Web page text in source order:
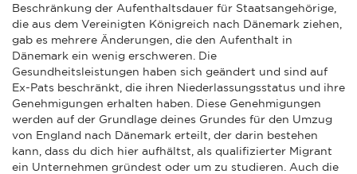
Beschränkung der Aufenthaltsdauer für Staatsangehörige,
die aus dem Vereinigten Königreich nach Dänemark ziehen,
gab es mehrere Änderungen, die den Aufenthalt in
Dänemark ein wenig erschweren. Die
Gesundheitsleistungen haben sich geändert und sind auf
Ex-Pats beschränkt, die ihren Niederlassungsstatus und ihre
Genehmigungen erhalten haben. Diese Genehmigungen
werden auf der Grundlage deines Grundes für den Umzug
von England nach Dänemark erteilt, der darin bestehen
kann, dass du dich hier aufhältst, als qualifizierter Migrant
ein Unternehmen gründest oder um zu studieren. Auch die